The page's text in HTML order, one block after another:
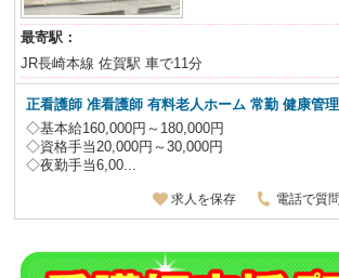
最寄駅：
JR長崎本線 佐賀駅 車で11分
正看護師 准看護師 有料老人ホーム 常勤 健康管理
◇基本給160,000円～180,000円
◇資格手当20,000円～30,000円
◇夜勤手当6,00...
求人を保存 電話で質問